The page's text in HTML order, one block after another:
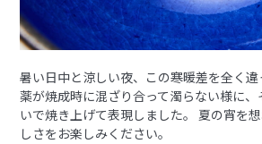
暑い日中と涼しい夜、この寒暖差を全く
薬が焼成時に混ざり合って濁らない様に
いで焼き上げて表現しました。 夏の宵を
しさをお楽しみください。